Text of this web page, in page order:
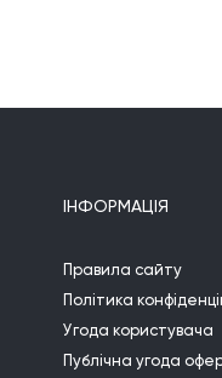
ІНФОРМАЦІЯ
Правила сайту
Політика
Угода користувача
Публічна угода